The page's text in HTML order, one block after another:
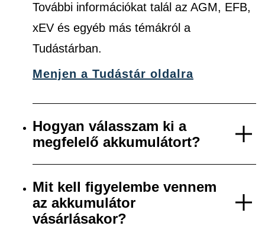
További információkat talál az AGM, EFB,
xEV és egyéb más témákról a
Tudástárban.
Menjen a Tudástár oldalra
Hogyan válasszam ki a
megfelelő akkumulátort?
Mit kell figyelembe vennem
az akkumulátor
vásárlásakor?